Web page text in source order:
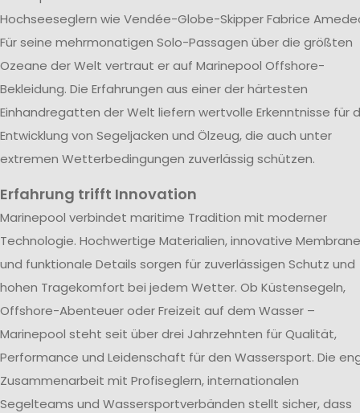
Hochseeseglern wie Vendée-Globe-Skipper Fabrice
Für seine mehrmonatigen Solo-Passagen über die größten
Ozeane der Welt vertraut er auf Marinepool Offshore-
Bekleidung. Die Erfahrungen aus einer der härtesten
Einhandregatten der Welt liefern wertvolle Erkenntnisse für
Entwicklung von Segeljacken und Ölzeug, die auch unter
extremen Wetterbedingungen zuverlässig schützen.
Erfahrung trifft Innovation
Marinepool verbindet maritime Tradition mit moderner
Technologie. Hochwertige Materialien, innovative
und funktionale Details sorgen für zuverlässigen Schutz und
hohen Tragekomfort bei jedem Wetter. Ob Küstensegeln,
Offshore-Abenteuer oder Freizeit auf dem Wasser –
Marinepool steht seit über drei Jahrzehnten für Qualität,
Performance und Leidenschaft für den Wassersport. Die
Zusammenarbeit mit Profiseglern, internationalen
Segelteams und Wassersportverbänden stellt sicher, dass